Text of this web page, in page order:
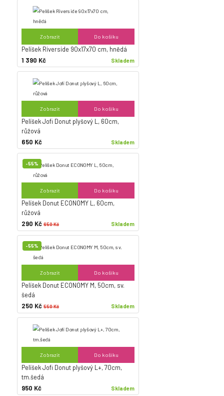
Zobrazit Do košíku
Pelíšek Riverside 90x17x70 cm, hnědá
1 390 Kč
Skladem
Zobrazit Do košíku
Pelíšek Jofi Donut plyšový L, 60cm,
růžová
650 Kč
Skladem
-55%
Zobrazit Do košíku
Pelíšek Donut ECONOMY L, 60cm,
růžová
290 Kč 650 Kč Skladem
-55%
Zobrazit Do košíku
Pelíšek Donut ECONOMY M, 50cm, sv.
šedá
250 Kč 550 Kč Skladem
Zobrazit Do košíku
Pelíšek Jofi Donut plyšový L+, 70cm,
tm.šedá
950 Kč
Skladem